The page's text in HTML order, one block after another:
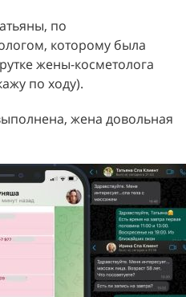
по
которому была
жены-косметолога
по ходу).
жена довольная